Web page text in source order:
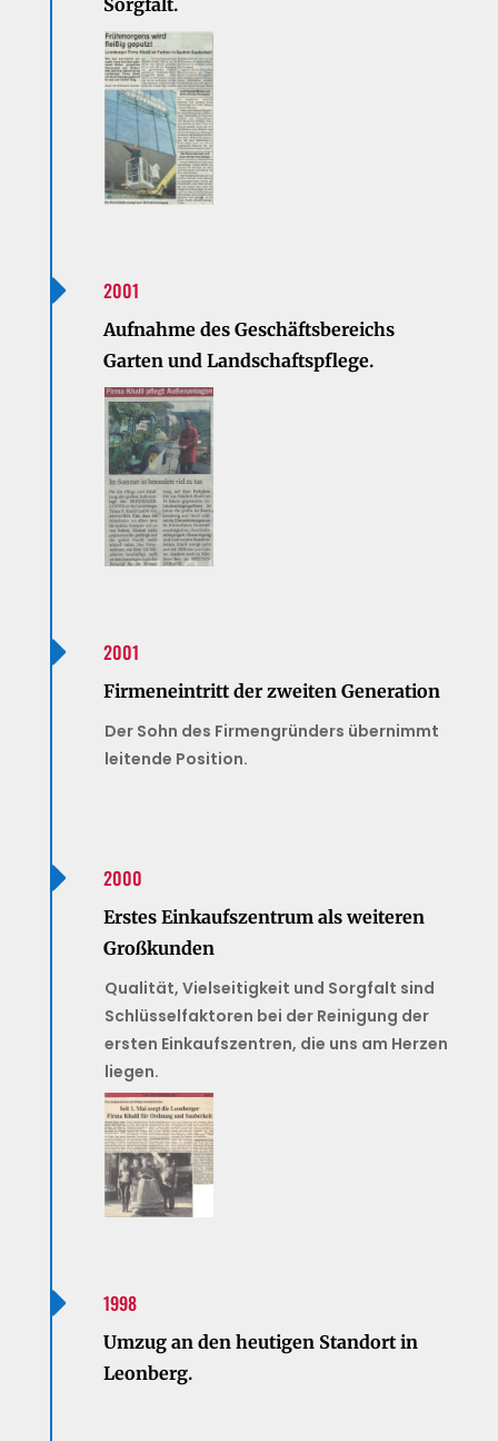
 2001
Aufnahme des Geschäftsbereichs
Garten und Landschaftspflege.
 2001
Firmeneintritt der zweiten Generation
Der Sohn des Firmengründers übernimmt
leitende Position.
 2000
Erstes Einkaufszentrum als weiteren
Großkunden
Qualität, Vielseitigkeit und Sorgfalt sind
Schlüsselfaktoren bei der Reinigung der
ersten Einkaufszentren, die uns am Herzen
liegen.
 1998
Umzug an den heutigen Standort in
Leonberg.